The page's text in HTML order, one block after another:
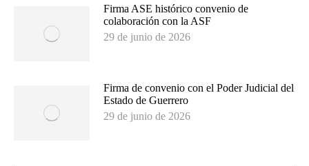
Firma ASE histórico convenio de
colaboración con la ASF
29 de junio de 2026
Firma de convenio con el Poder Judicial del
Estado de Guerrero
29 de junio de 2026